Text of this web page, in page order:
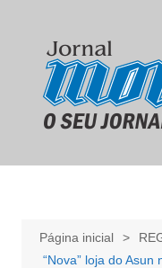
conteúdo
Página inicial
“Nova” loja do